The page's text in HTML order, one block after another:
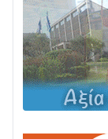
της Ναυπάκτου
04/08 • 12:08
Σε φουλ
| Αυτοψία
03/08 • 11:11
Με